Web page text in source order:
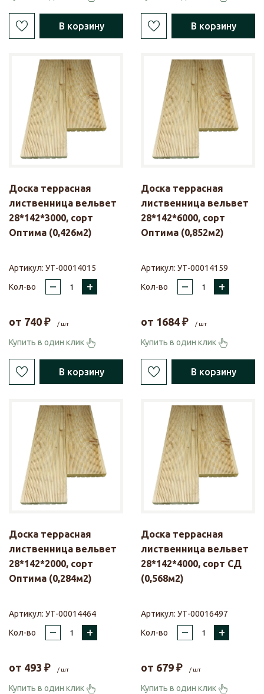
В корзину В корзину
Доска террасная
лиственница вельвет
28*142*3000, сорт
Оптима (0,426м2)
Артикул: УТ-00014015
Кол-во
– +
от 740 ₽ / шт
Купить в один клик
В корзину
Доска террасная
лиственница вельвет
28*142*6000, сорт
Оптима (0,852м2)
Артикул: УТ-00014159
Кол-во
– +
от 1684 ₽ / шт
Купить в один клик
В корзину
Доска террасная
лиственница вельвет
28*142*2000, сорт
Оптима (0,284м2)
Артикул: УТ-00014464
Кол-во
– +
от 493 ₽ / шт
Купить в один клик
Доска террасная
лиственница вельвет
28*142*4000, сорт СД
(0,568м2)
Артикул: УТ-00016497
Кол-во
– +
от 679 ₽ / шт
Купить в один клик